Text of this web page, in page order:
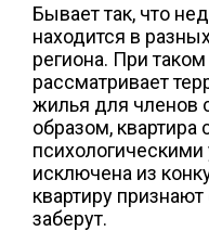
Бывает так, что
находится в
региона. При
рассматривает
жилья для членов
образом,
исключена из
квартиру
заберут.